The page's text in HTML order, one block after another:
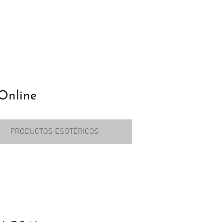
PRODUCTOS ESOTÉRICOS